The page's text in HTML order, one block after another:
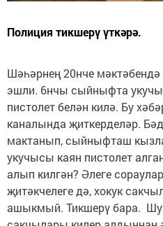
Полиция тикшерү үткәрә.
Шәһәрнең 20нче
эшли. 6нчы сыйныфта
пистолет белән килә. Бу
каналында җиткерделәр.
мактанып, сыйныфташ
укучысы каян пистолет
алып килгән? Әлеге
җитәкчелеге дә, хокук
ашыкмый. Тикшерү бара.